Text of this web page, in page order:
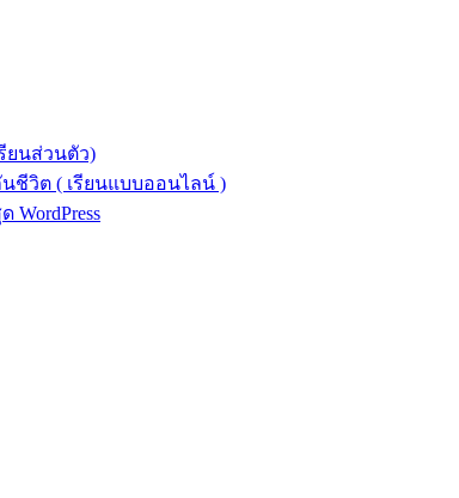
ยนส่วนตัว)
ชีวิต ( เรียนแบบออนไลน์ )
WordPress